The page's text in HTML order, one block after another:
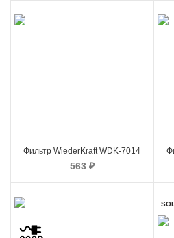
Фильтр WiederKraft WDK-7014
563 ₽